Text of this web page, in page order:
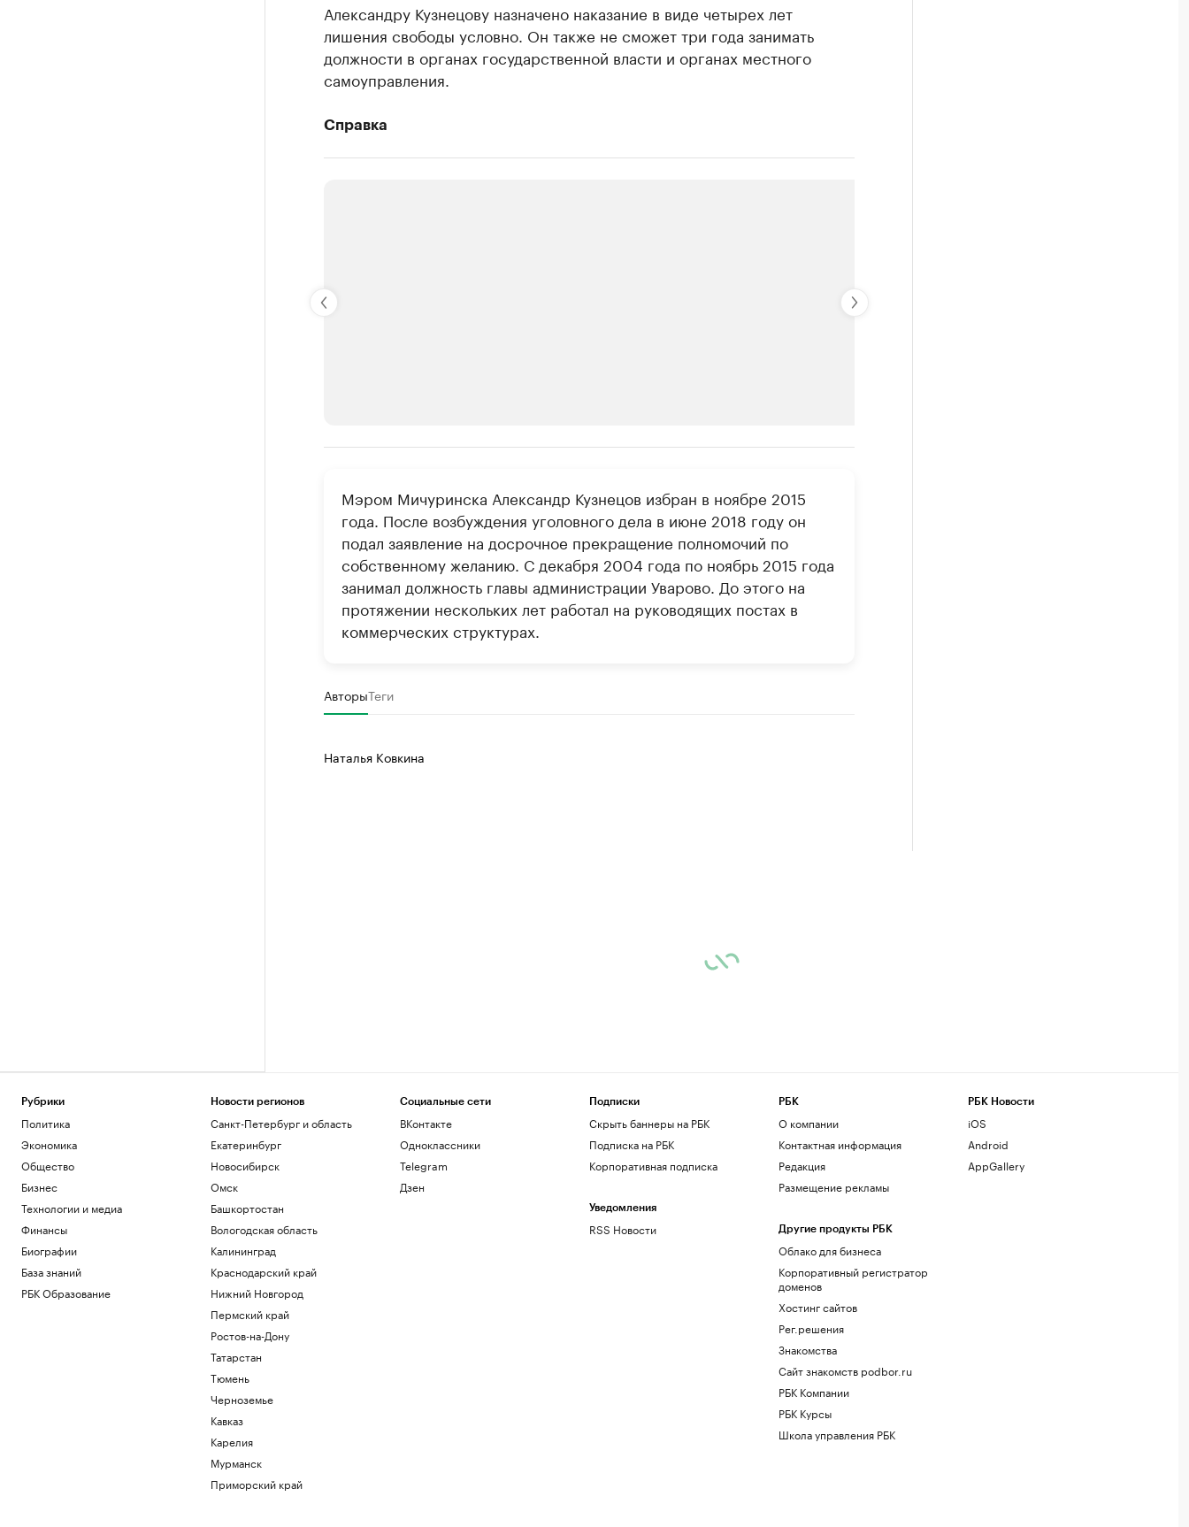
Александру Кузнецову назначено наказание в виде четырех лет
лишения свободы условно. Он также не сможет три года занимать
должности в органах государственной власти и органах местного
самоуправления.
Справка
Делитесь новостями бизнеса на РБК
Управляйте страницей компании и развивайте личные бренды спикеров бизнеса
Мэром Мичуринска Александр Кузнецов избран в ноябре 2015
года. После возбуждения уголовного дела в июне 2018 году он
подал заявление на досрочное прекращение полномочий по
собственному желанию. С декабря 2004 года по ноябрь 2015 года
занимал должность главы администрации Уварово. До этого на
протяжении нескольких лет работал на руководящих постах в
коммерческих структурах.
АвторыТеги
Наталья Ковкина
Рубрики
Политика
Экономика
Общество
Бизнес
Технологии и медиа
Финансы
Биографии
База знаний
РБК Образование
Новости регионов
Санкт-Петербург и область
Екатеринбург
Новосибирск
Омск
Башкортостан
Вологодская область
Калининград
Краснодарский край
Нижний Новгород
Пермский край
Ростов-на-Дону
Татарстан
Тюмень
Черноземье
Кавказ
Карелия
Мурманск
Приморский край
Социальные сети
ВКонтакте
Одноклассники
Telegram
Дзен
Подписки
Скрыть баннеры на РБК
Подписка на РБК
Корпоративная подписка
Уведомления
RSS Новости
РБК
О компании
Контактная информация
Редакция
Размещение рекламы
Другие продукты РБК
Облако для бизнеса
Корпоративный регистратор
доменов
Хостинг сайтов
Рег.решения
Знакомства
Сайт знакомств podbor.ru
РБК Компании
РБК Курсы
Школа управления РБК
РБК Новости
iOS
Android
AppGallery